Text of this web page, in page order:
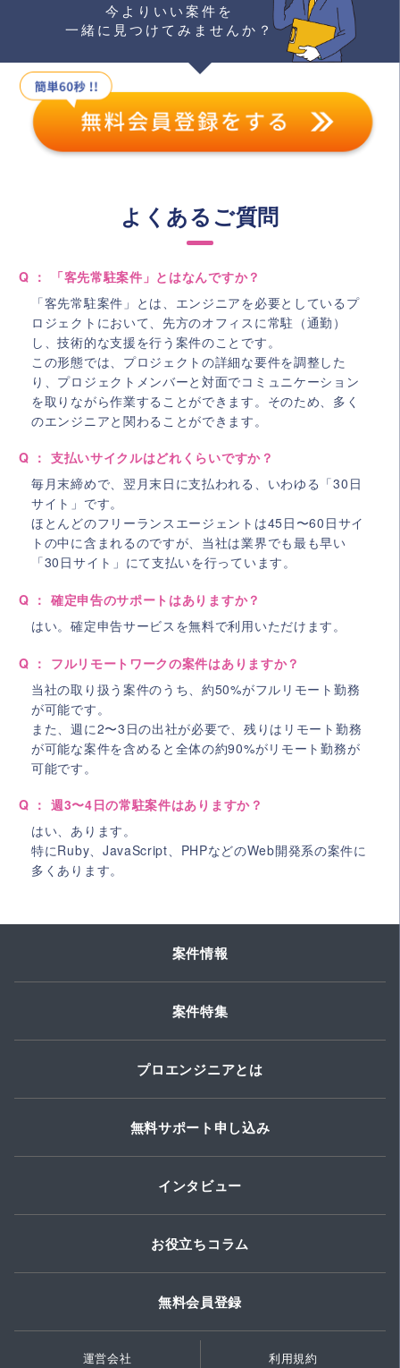
今よりいい案件を
一緒に見つけてみませんか？
よくあるご質問
Q ： 「客先常駐案件」とはなんですか？
「客先常駐案件」とは、エンジニアを必要としているプ
ロジェクトにおいて、先方のオフィスに常駐（通勤）
し、技術的な支援を行う案件のことです。
この形態では、プロジェクトの詳細な要件を調整した
り、プロジェクトメンバーと対面でコミュニケーション
を取りながら作業することができます。そのため、多く
のエンジニアと関わることができます。
Q ： 支払いサイクルはどれくらいですか？
毎月末締めで、翌月末日に支払われる、いわゆる「30日
サイト」です。
ほとんどのフリーランスエージェントは45日〜60日サイ
トの中に含まれるのですが、当社は業界でも最も早い
「30日サイト」にて支払いを行っています。
Q ： 確定申告のサポートはありますか？
はい。確定申告サービスを無料で利用いただけます。
Q ： フルリモートワークの案件はありますか？
当社の取り扱う案件のうち、約50%がフルリモート勤務
が可能です。
また、週に2〜3日の出社が必要で、残りはリモート勤務
が可能な案件を含めると全体の約90%がリモート勤務が
可能です。
Q ： 週3〜4日の常駐案件はありますか？
はい、あります。
特にRuby、JavaScript、PHPなどのWeb開発系の案件に
多くあります。
案件情報
案件特集
プロエンジニアとは
無料サポート申し込み
インタビュー
お役立ちコラム
無料会員登録
運営会社 利用規約